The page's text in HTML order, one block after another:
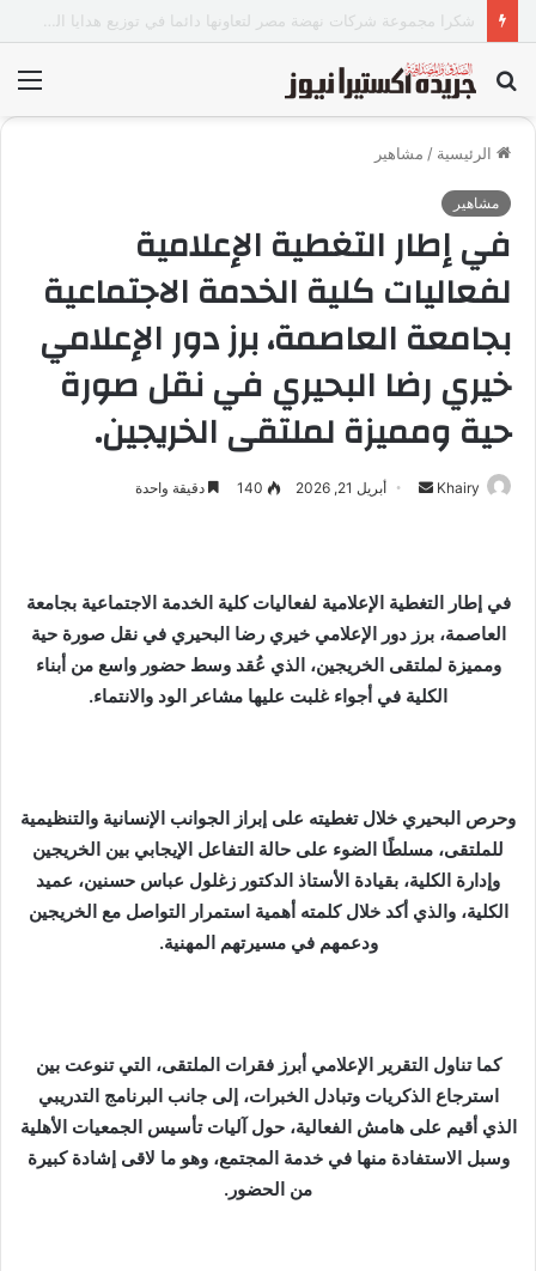
بحث
عن
الرئيسية / مشاهير
مشاهير
في إطار التغطية الإعلامية
لفعاليات كلية الخدمة الاجتماعية
بجامعة العاصمة، برز دور الإعلامي
خيري رضا البحيري في نقل صورة
حية ومميزة لملتقى الخريجين.
Khairy
ب
ر
ي
د
ت
ر
و
ن
أبريل 21, 2026 140 دقيقة واحدة
في إطار التغطية الإعلامية لفعاليات كلية الخدمة الاجتماعية بجامعة
العاصمة، برز دور الإعلامي خيري رضا البحيري في نقل صورة حية
ومميزة لملتقى الخريجين، الذي عُقد وسط حضور واسع من أبناء
الكلية في أجواء غلبت عليها مشاعر الود والانتماء.
وحرص البحيري خلال تغطيته على إبراز الجوانب الإنسانية والتنظيمية
للملتقى، مسلطًا الضوء على حالة التفاعل الإيجابي بين الخريجين
وإدارة الكلية، بقيادة الأستاذ الدكتور زغلول عباس حسنين، عميد
الكلية، والذي أكد خلال كلمته أهمية استمرار التواصل مع الخريجين
ودعمهم في مسيرتهم المهنية.
كما تناول التقرير الإعلامي أبرز فقرات الملتقى، التي تنوعت بين
استرجاع الذكريات وتبادل الخبرات، إلى جانب البرنامج التدريبي
الذي أقيم على هامش الفعالية، حول آليات تأسيس الجمعيات الأهلية
وسبل الاستفادة منها في خدمة المجتمع، وهو ما لاقى إشادة كبيرة
من الحضور.